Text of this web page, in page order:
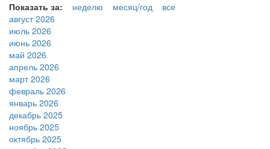
Показать за: неделю месяц/год
все
август 2026
июль 2026
июнь 2026
май 2026
апрель 2026
март 2026
февраль 2026
январь 2026
декабрь 2025
ноябрь 2025
октябрь 2025